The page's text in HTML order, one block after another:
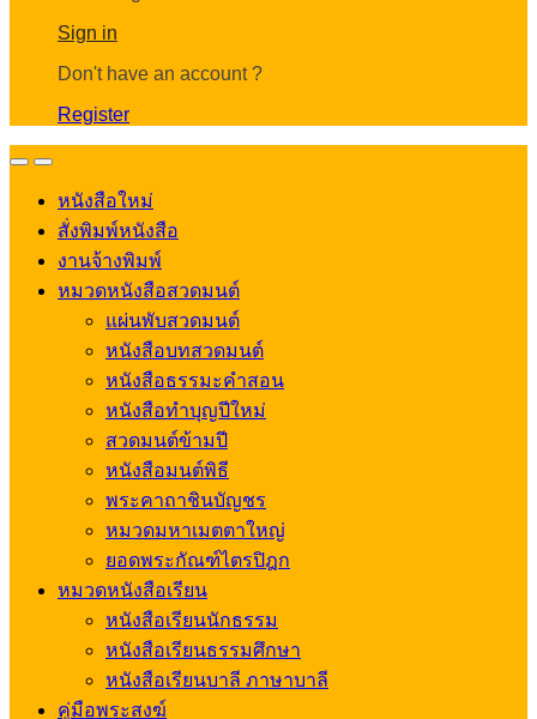
Sign in
Don't have an account ?
Register
OpenClose
หนังสือใหม่
สั่งพิมพ์หนังสือ
งานจ้างพิมพ์
หมวดหนังสือสวดมนต์
แผ่นพับสวดมนต์
หนังสือบทสวดมนต์
หนังสือธรรมะคำสอน
หนังสือทำบุญปีใหม่
สวดมนต์ข้ามปี
หนังสือมนต์พิธี
พระคาถาชินบัญชร
หมวดมหาเมตตาใหญ่
ยอดพระกัณฑ์ไตรปิฎก
หมวดหนังสือเรียน
หนังสือเรียนนักธรรม
หนังสือเรียนธรรมศึกษา
หนังสือเรียนบาลี ภาษาบาลี
คู่มือพระสงฆ์